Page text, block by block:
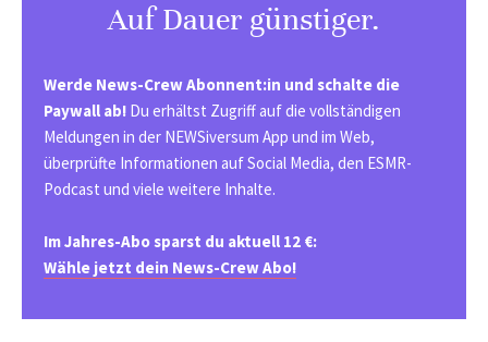
Auf Dauer günstiger.
Werde News-Crew Abonnent:in und schalte die
Paywall ab! Du erhältst Zugriff auf die vollständigen
Meldungen in der NEWSiversum App und im Web,
überprüfte Informationen auf Social Media, den ESMR-
Podcast und viele weitere Inhalte.
Im Jahres-Abo sparst du aktuell 12 €:
Wähle jetzt dein News-Crew Abo!